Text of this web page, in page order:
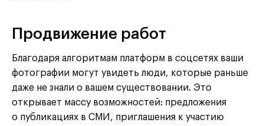
Продвижение работ
Благодаря алгоритмам платформ в соцсетях ваши
фотографии могут увидеть люди, которые раньше
даже не знали о вашем существовании. Это
открывает массу возможностей: предложения
о публикациях в СМИ, приглашения к участию